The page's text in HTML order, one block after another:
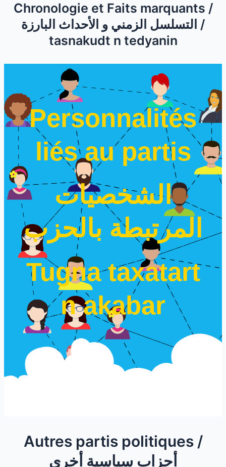
Chronologie et Faits marquants /
التسلسل الزمني و الأحداث البارزة /
tasnakudt n tedyanin
Personnalités
liés au partis
الشخصيات
المرتبطة بالحزب
Tugna taxatart
n akabar
Autres partis politiques /
أحزاب سياسية أخرى